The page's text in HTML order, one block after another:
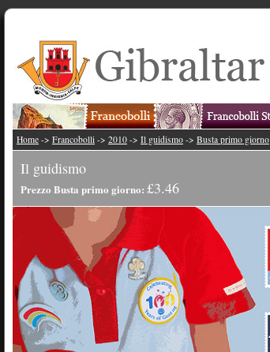
Home -> Francobolli -> 2010 -> Il guidismo -> Busta primo giorno
Il guidismo
Prezzo Busta primo giorno: £3.46